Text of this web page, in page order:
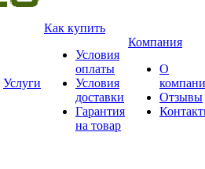
Услуги
Как купить
Условия
оплаты
Условия
доставки
Гарантия
на товар
Компания
О
Отзывы